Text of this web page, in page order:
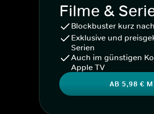
Filme &
Blockbuster kurz
Exklusive und
Serien
Auch im günstigen
Apple TV
AB 5,98 €